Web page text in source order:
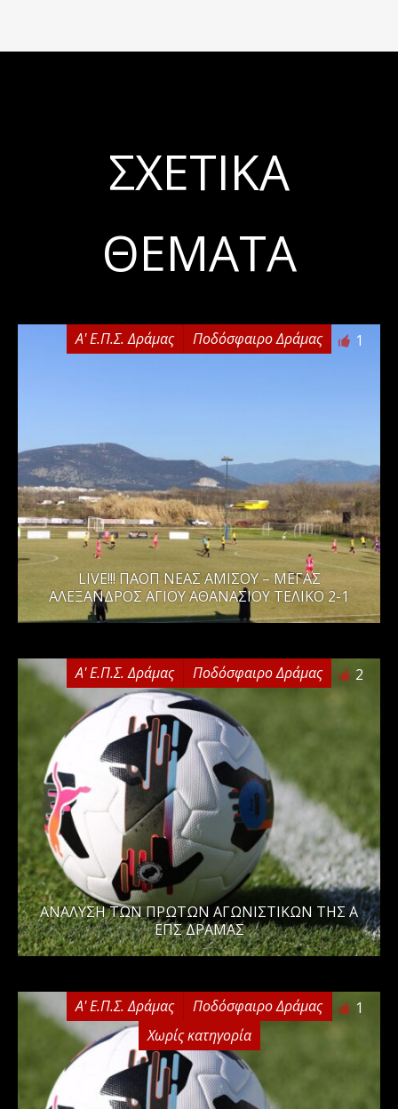
ΣΧΕΤΙΚΆ
ΘΈΜΑΤΑ
Α' Ε.Π.Σ. Δράμας Ποδόσφαιρο Δράμας 1
LIVE!!! ΠΑΟΠ ΝΕΑΣ ΑΜΙΣΟΥ – ΜΕΓΑΣ
ΑΛΕΞΑΝΔΡΟΣ ΑΓΙΟΥ ΑΘΑΝΑΣΙΟΥ ΤΕΛΙΚΟ 2-1
Α' Ε.Π.Σ. Δράμας Ποδόσφαιρο Δράμας 2
ΑΝΑΛΥΣΗ ΤΩΝ ΠΡΩΤΩΝ ΑΓΩΝΙΣΤΙΚΩΝ ΤΗΣ Α
ΕΠΣ ΔΡΑΜΑΣ
Α' Ε.Π.Σ. Δράμας
Ποδόσφαιρο Δράμας
Χωρίς κατηγορία
1